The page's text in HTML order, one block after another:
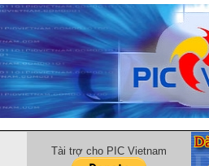
Tài trợ cho PIC Vietnam